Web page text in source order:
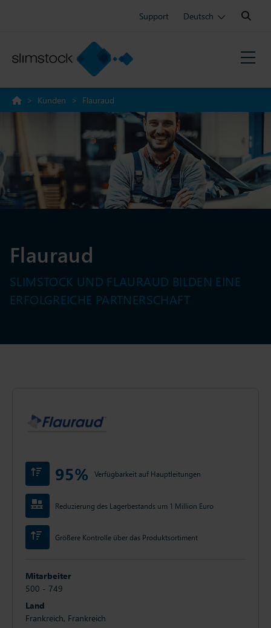
Support Deutsch
Search:
> Kunden > Flauraud
Flauraud
SLIMSTOCK UND FLAURAUD BILDEN EINE
ERFOLGREICHE PARTNERSCHAFT
95% Verfügbarkeit auf Hauptleitungen
Reduzierung des Lagerbestands um 1 Million Euro
Größere Kontrolle über das Produktsortiment
Mitarbeiter
500 - 749
Land
Frankreich, Frankreich